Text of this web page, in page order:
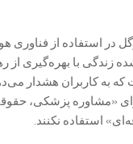
در استفاده از فناوری
با بهره‌گیری از
به کاربران هشدار
«مشاوره پزشکی،
استفاده نکنند.